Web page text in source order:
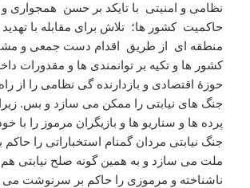
نظامی و امنیتی با تایکد بر حسن همجواری و
حاکمیت کشور ها؛ تلاش برای مقابله با
منطقه ای از طریق اقدام دست جمعی و
کشور ها و تکیه بر توانمندی ها و مقدورات
حوزۀ اقتصادی و بازدارنده گی نظامی را از
جنگ های نیابتی را ممکن می سازد و بس.
پرده ها و سناریو ها و بازیگران مرموز را با
جنگ نیابتی مردان گمنام استخباراتی را
ملت می سازد و به همین گونه صلح نیابتی
ناشناخته و مرموزی را حاکم بر سرنوشت